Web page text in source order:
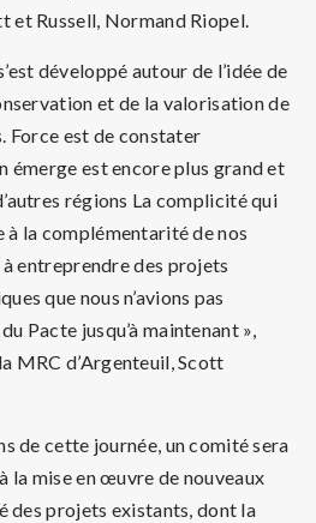
et Russell, Normand Riopel.
développé autour de l’idée de
et de la valorisation de
Force est de constater
émerge est encore plus grand et
régions La complicité qui
à la complémentarité de nos
entreprendre des projets
que nous n’avions pas
Pacte jusqu’à maintenant »,
MRC d’Argenteuil, Scott
de cette journée, un comité sera
la mise en œuvre de nouveaux
des projets existants, dont la